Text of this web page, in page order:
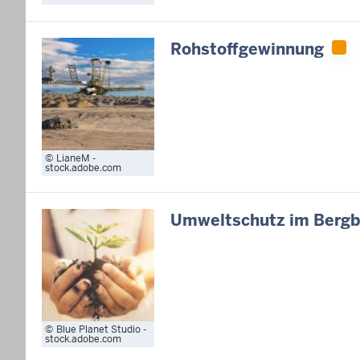
LianeM -
stock.adobe.com
Rohstoffgewinnung
Blue Planet Studio -
stock.adobe.com
Umweltschutz im